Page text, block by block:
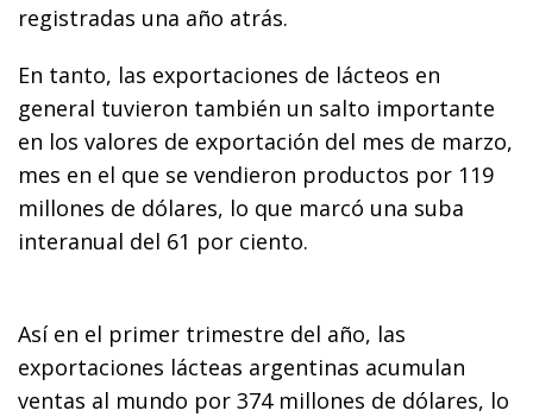
registradas una año atrás.
En tanto, las exportaciones de lácteos en
general tuvieron también un salto importante
en los valores de exportación del mes de marzo,
mes en el que se vendieron productos por 119
millones de dólares, lo que marcó una suba
interanual del 61 por ciento.
Así en el primer trimestre del año, las
exportaciones lácteas argentinas acumulan
ventas al mundo por 374 millones de dólares, lo